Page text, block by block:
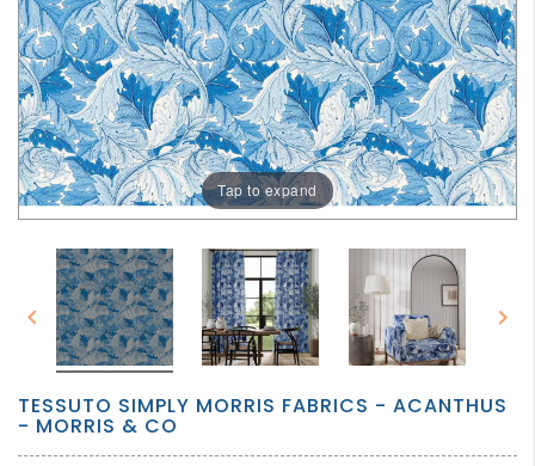
EVENTI
OUTDOOR
PER
I
PIU'
GRANDI
Tap to expand
 
TESSUTO SIMPLY MORRIS FABRICS - ACANTHUS
- MORRIS & CO